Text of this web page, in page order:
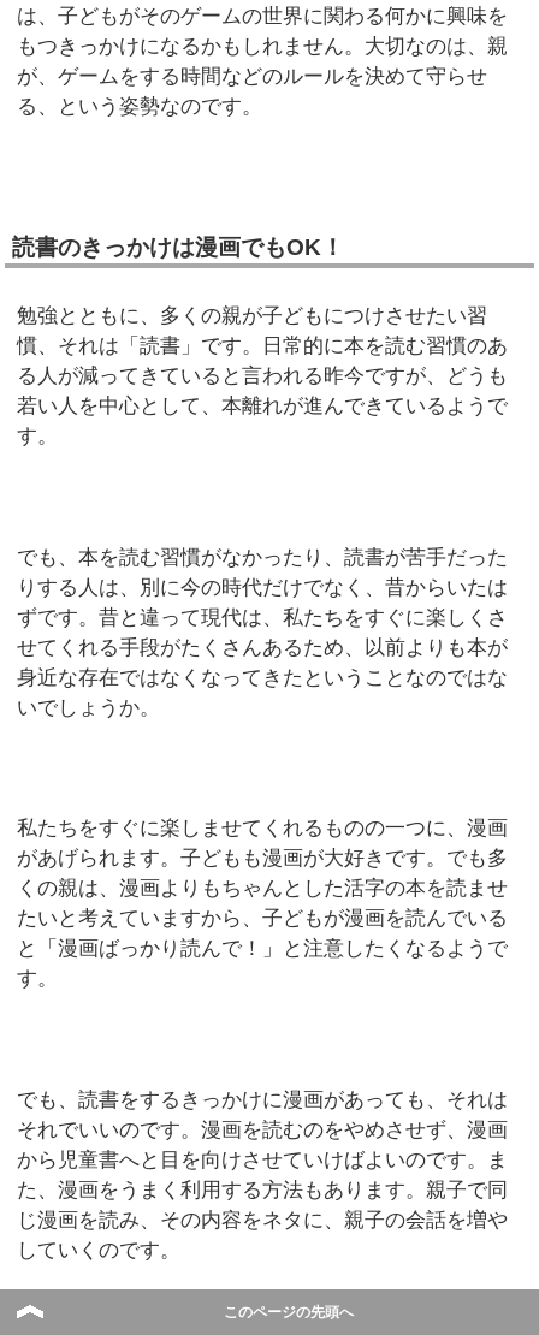
は、子どもがそのゲームの世界に関わる何かに興味を
もつきっかけになるかもしれません。大切なのは、親
が、ゲームをする時間などのルールを決めて守らせ
る、という姿勢なのです。
読書のきっかけは漫画でもOK！
勉強とともに、多くの親が子どもにつけさせたい習
慣、それは「読書」です。日常的に本を読む習慣のあ
る人が減ってきていると言われる昨今ですが、どうも
若い人を中心として、本離れが進んできているようで
す。
でも、本を読む習慣がなかったり、読書が苦手だった
りする人は、別に今の時代だけでなく、昔からいたは
ずです。昔と違って現代は、私たちをすぐに楽しくさ
せてくれる手段がたくさんあるため、以前よりも本が
身近な存在ではなくなってきたということなのではな
いでしょうか。
私たちをすぐに楽しませてくれるものの一つに、漫画
があげられます。子どもも漫画が大好きです。でも多
くの親は、漫画よりもちゃんとした活字の本を読ませ
たいと考えていますから、子どもが漫画を読んでいる
と「漫画ばっかり読んで！」と注意したくなるようで
す。
でも、読書をするきっかけに漫画があっても、それは
それでいいのです。漫画を読むのをやめさせず、漫画
から児童書へと目を向けさせていけばよいのです。ま
た、漫画をうまく利用する方法もあります。親子で同
じ漫画を読み、その内容をネタに、親子の会話を増や
していくのです。
このページの先頭へ